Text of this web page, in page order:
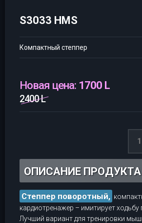
S3033 HMS
Компактный степпер
Новая цена: 1700 L
2400 L
ОПИСАНИЕ ПРОДУКТА
Степпер поворотный,
кардиотренажер – имитирует ходьбу
Лучший вариант для тренировки